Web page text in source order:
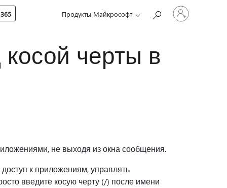
Продукты Майкрософт
Войдите
учетную
черты в
не выходя из окна сообщения.
к приложениям, управлять
введите косую черту (/) после имени